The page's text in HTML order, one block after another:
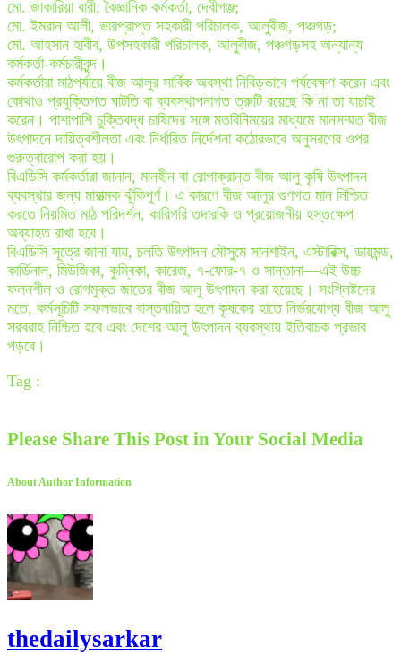
মো. জাকারিয়া বারী, বৈজ্ঞানিক কর্মকর্তা, দেবীগঞ্জ;
মো. ইমরান আলী, ভারপ্রাপ্ত সহকারী পরিচালক, আলুবীজ, পঞ্চগড়;
মো. আহসান হাবীব, উপসহকারী পরিচালক, আলুবীজ, পঞ্চগড়সহ অন্যান্য
কর্মকর্তা-কর্মচারীবৃন্দ।
কর্মকর্তারা মাঠপর্যায়ে বীজ আলুর সার্বিক অবস্থা নিবিড়ভাবে পর্যবেক্ষণ করেন এবং
কোথাও প্রযুক্তিগত ঘাটতি বা ব্যবস্থাপনাগত ত্রুটি রয়েছে কি না তা যাচাই
করেন। পাশাপাশি চুক্তিবদ্ধ চাষিদের সঙ্গে মতবিনিময়ের মাধ্যমে মানসম্মত বীজ
উৎপাদনে দায়িত্বশীলতা এবং নির্ধারিত নির্দেশনা কঠোরভাবে অনুসরণের ওপর
গুরুত্বারোপ করা হয়।
বিএডিসি কর্মকর্তারা জানান, মানহীন বা রোগাক্রান্ত বীজ আলু কৃষি উৎপাদন
ব্যবস্থার জন্য মারাত্মক ঝুঁকিপূর্ণ। এ কারণে বীজ আলুর গুণগত মান নিশ্চিত
করতে নিয়মিত মাঠ পরিদর্শন, কারিগরি তদারকি ও প্রয়োজনীয় হস্তক্ষেপ
অব্যাহত রাখা হবে।
বিএডিসি সূত্রে জানা যায়, চলতি উৎপাদন মৌসুমে সানশাইন, এস্টারিক্স, ডায়মন্ড,
কার্ডিনাল, মিউজিকা, কুম্বিকা, কারেজ, ৭-ফোর-৭ ও সান্তানা—এই উচ্চ
ফলনশীল ও রোগমুক্ত জাতের বীজ আলু উৎপাদন করা হয়েছে। সংশ্লিষ্টদের
মতে, কর্মসূচিটি সফলভাবে বাস্তবায়িত হলে কৃষকের হাতে নির্ভরযোগ্য বীজ আলু
সরবরাহ নিশ্চিত হবে এবং দেশের আলু উৎপাদন ব্যবস্থায় ইতিবাচক প্রভাব
পড়বে।
Tag :
Please Share This Post in Your Social Media
About Author Information
thedailysarkar